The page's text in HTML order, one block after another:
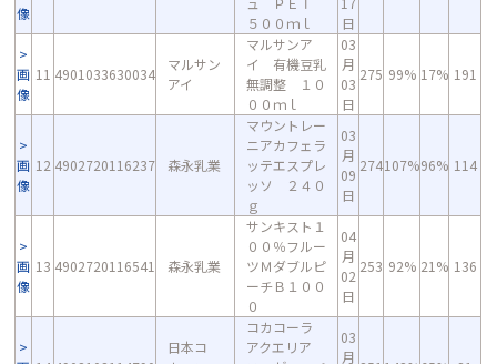
像
５００ｍｌ
日
画
像
11 4901033630034
マルサン
アイ
マルサンア
イ 有機豆乳
無調整 １０
００ｍｌ
03
月
03
日
275 99% 17% 191
画
像
12 4902720116237 森永乳業
マウントレー
ニアカフェラ
ッテエスプレ
ッソ ２４０
ｇ
03
月
09
日
274107%96% 114
画
像
13 4902720116541 森永乳業
サンキスト１
００％フルー
ツＭダブルピ
ーチＢ１００
０
04
月
02
日
253 92% 21% 136
日本コ
コカコーラ
アクエリア
03
月